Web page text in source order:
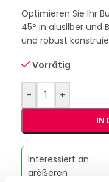
Optimieren Sie Ihr
45° in alusilber und
und robust
Vorrätig
- +
IN
Interessiert an
größeren